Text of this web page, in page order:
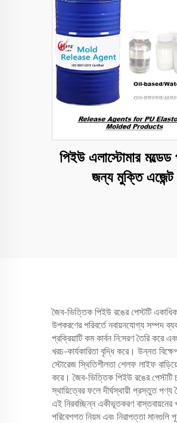
পিইউ এলাস্টোমার মল্ডেড
জন্য মুক্তি এজেন্ট
জৈব-ভিত্তিক পিইউ রঙের পেস্টটি
উপকরণের পরিবর্তে নবায়নযোগ্য সম্পদ
প্রক্রিয়াটি কম কার্বন নি:সরণ তৈরি করে
খরচ-কার্যকারিতা বৃদ্ধি করে। উন্নত
স্টোরেজ স্থিতিশীলতা শেলফ লাইফ
করে। জৈব-ভিত্তিক পিইউ রঙের পেস্টটি
স্থায়িত্বের ফলে দীর্ঘস্থায়ী প্রস্তুত পণ্য
এই নিরবচ্ছিন্ন একীভূতকরণ
পরিবেশগত নিয়ম এবং নিরাপত্তা